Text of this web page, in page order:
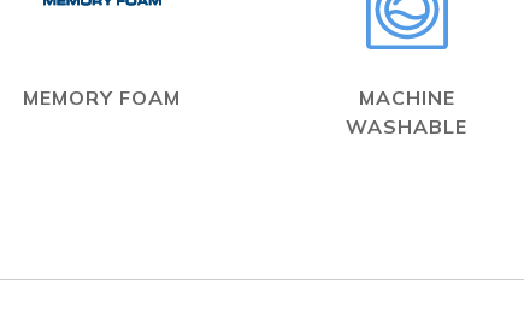
MEMORY FOAM
MACHINE
WASHABLE